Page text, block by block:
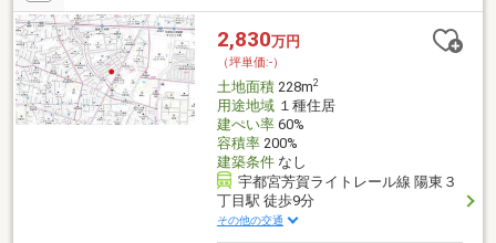
2,830万円
（坪単価:-）
土地面積228m2
用途地域１種住居
建ぺい率60%
容積率200%
建築条件なし
宇都宮芳賀ライトレール線 陽東３
丁目駅 徒歩9分
その他の交通